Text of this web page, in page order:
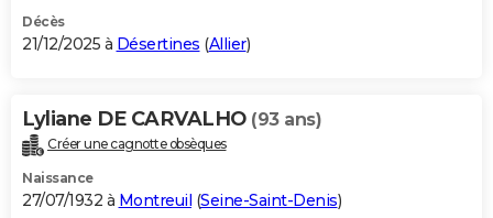
Décès
21/12/2025 à Désertines (Allier)
Lyliane DE CARVALHO (93 ans)
Créer une cagnotte obsèques
Naissance
27/07/1932 à Montreuil (Seine-Saint-Denis)